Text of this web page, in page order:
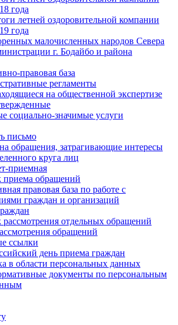
года
летней оздоровительной компании
года
малочисленных народов Севера
г. Бодайбо и района
правовая база
регламенты
на общественной экспертизе
социально-значимые услуги
письмо
обращения, затрагивающие интересы
круга лиц
приемная
приема обращений
правовая база по работе с
граждан и организаций
рассмотрения отдельных обращений
обращений
ссылки
день приема граждан
в области персональных данных
документы по персональным